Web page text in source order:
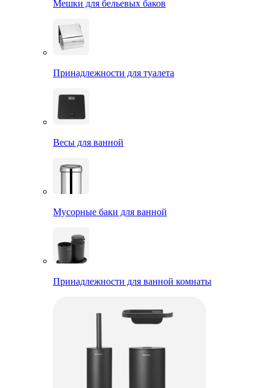
Мешки для бельевых баков
Принадлежности для туалета
Весы для ванной
Мусорные баки для ванной
Принадлежности для ванной комнаты